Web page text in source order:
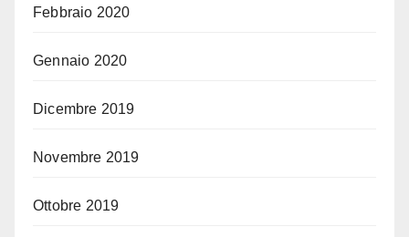
Febbraio 2020
Gennaio 2020
Dicembre 2019
Novembre 2019
Ottobre 2019